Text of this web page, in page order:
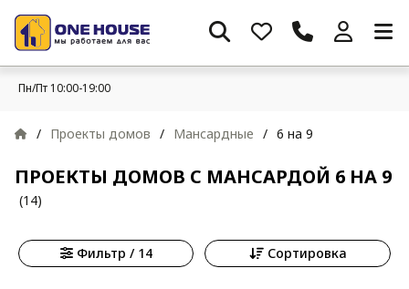
Пн/Пт 10:00-19:00
/ Проекты домов / Мансардные / 6 на 9
ПРОЕКТЫ ДОМОВ С МАНСАРДОЙ 6 НА 9
(14)
Фильтр / 14 Сортировка